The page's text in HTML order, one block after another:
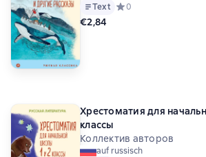
Text Средний рейтинг 0 на
0
€2,84
Хрестоматия для
классы
Коллектив авторов
auf russisch